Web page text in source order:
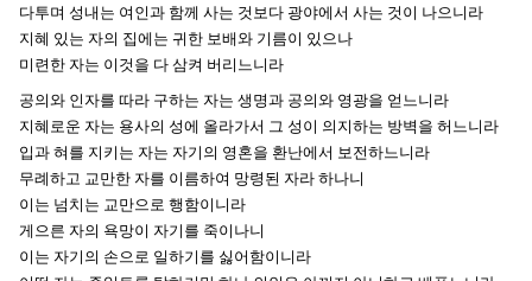
다투며 성내는 여인과 함께 사는 것보다 광야에서 사는 것이 나으니라
지혜 있는 자의 집에는 귀한 보배와 기름이 있으나
미련한 자는 이것을 다 삼켜 버리느니라
공의와 인자를 따라 구하는 자는 생명과 공의와 영광을 얻느니라
지혜로운 자는 용사의 성에 올라가서 그 성이 의지하는 방벽을 허느니라
입과 혀를 지키는 자는 자기의 영혼을 환난에서 보전하느니라
무례하고 교만한 자를 이름하여 망령된 자라 하나니
이는 넘치는 교만으로 행함이니라
게으른 자의 욕망이 자기를 죽이나니
이는 자기의 손으로 일하기를 싫어함이니라